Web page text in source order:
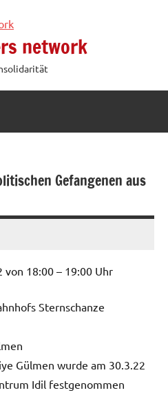
network
Gefangenen aus
von 18:00 – 19:00 Uhr
Sternschanze
Gülmen wurde am 30.3.22
Idil festgenommen